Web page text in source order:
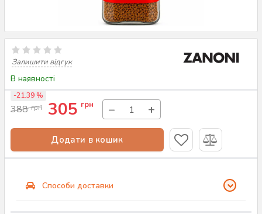
Залишити відгук
В наявності
388 грн 305 грн
-21.39 %
− +
Додати в кошик
Способи доставки